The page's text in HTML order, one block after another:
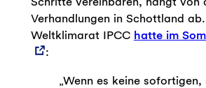
Verhandlungen in Schottland
Weltklimarat IPCC hatte im
:
„Wenn es keine sofortigen,